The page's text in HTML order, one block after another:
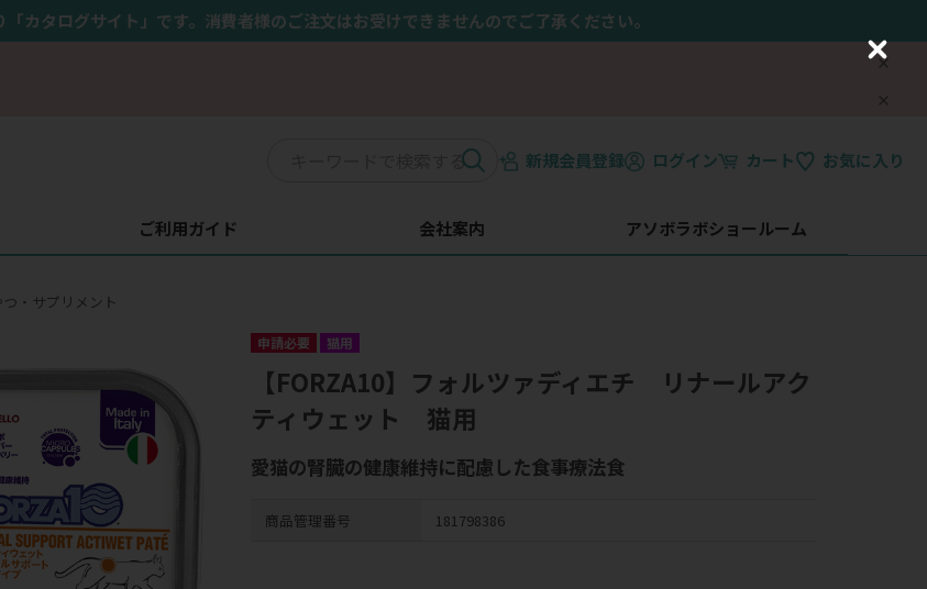
カタログサイト」です。消費者様のご注文はお受けできませんのでご了承ください。
新規会員登録 ログイン カート お気に入り
ご利用ガイド 会社案内 アソボラボショールーム
・サプリメント
申請必要 猫用
【FORZA10】フォルツァディエチ リナールアク
ティウェット 猫用
愛猫の腎臓の健康維持に配慮した食事療法食
商品管理番号 181798386
C
o